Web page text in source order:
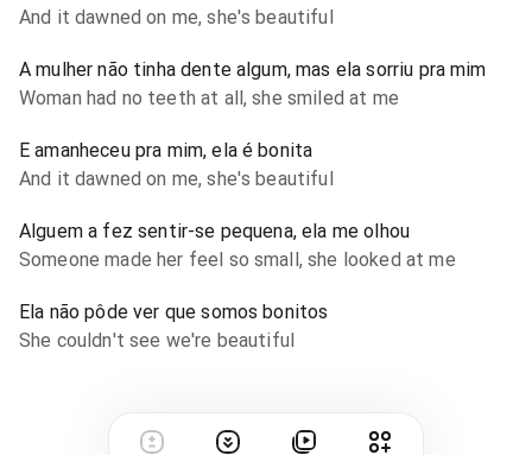
And it dawned on me, she's beautiful
A mulher não tinha dente algum, mas ela sorriu pra mim
Woman had no teeth at all, she smiled at me
E amanheceu pra mim, ela é bonita
And it dawned on me, she's beautiful
Alguem a fez sentir-se pequena, ela me olhou
Someone made her feel so small, she looked at me
Ela não pôde ver que somos bonitos
She couldn't see we're beautiful